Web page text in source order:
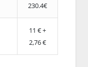
230.4€
11 € +
2,76 €